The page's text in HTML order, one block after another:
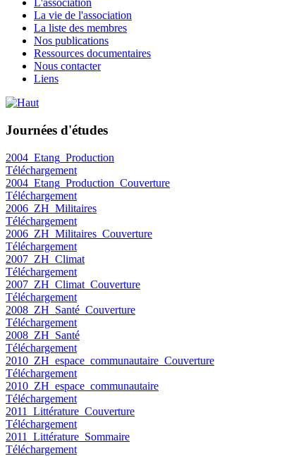
L'association
La vie de l'association
La liste des membres
Nos publications
Ressources documentaires
Nous contacter
Liens
Journées d'études
2004_Etang_Production
Téléchargement
2004_Etang_Production_Couverture
Téléchargement
2006_ZH_Militaires
Téléchargement
2006_ZH_Militaires_Couverture
Téléchargement
2007_ZH_Climat
Téléchargement
2007_ZH_Climat_Couverture
Téléchargement
2008_ZH_Santé_Couverture
Téléchargement
2008_ZH_Santé
Téléchargement
2010_ZH_espace_communautaire_Couverture
Téléchargement
2010_ZH_espace_communautaire
Téléchargement
2011_Littérature_Couverture
Téléchargement
2011_Littérature_Sommaire
Téléchargement